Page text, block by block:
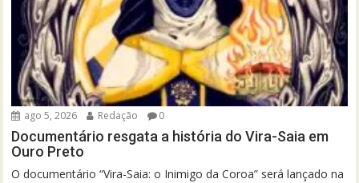
ago 5, 2026 Redação 0
Documentário resgata a história do Vira-Saia em
Ouro Preto
O documentário “Vira-Saia: o Inimigo da Coroa” será lançado na